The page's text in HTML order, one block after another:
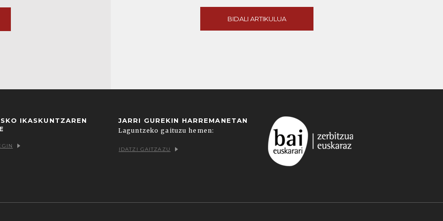
BIDALI ARTIKULUA
IKASKUNTZAREN
JARRI GUREKIN HARREMANETAN
Laguntzeko gaituzu hemen:
IDATZI GAITZAZU